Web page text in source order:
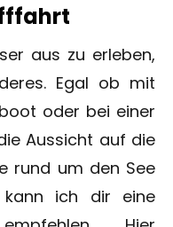
aus zu erleben,
Egal ob mit
oder bei einer
Aussicht auf die
rund um den See
kann ich dir eine